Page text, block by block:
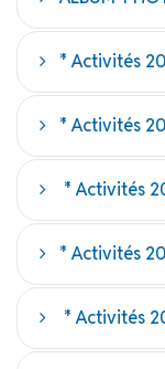
* Activités
* Activités
* Activités
* Activités
* Activités